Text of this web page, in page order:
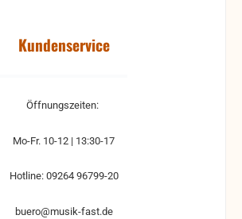
Kundenservice
Öffnungszeiten:
Mo-Fr. 10-12 | 13:30-17
Hotline: 09264 96799-20
buero@musik-fast.de